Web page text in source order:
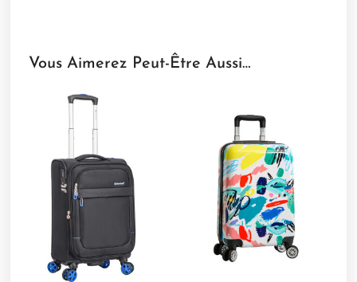
Vous Aimerez Peut-Être Aussi…
plusieurs
variations.
options
peuvent
être